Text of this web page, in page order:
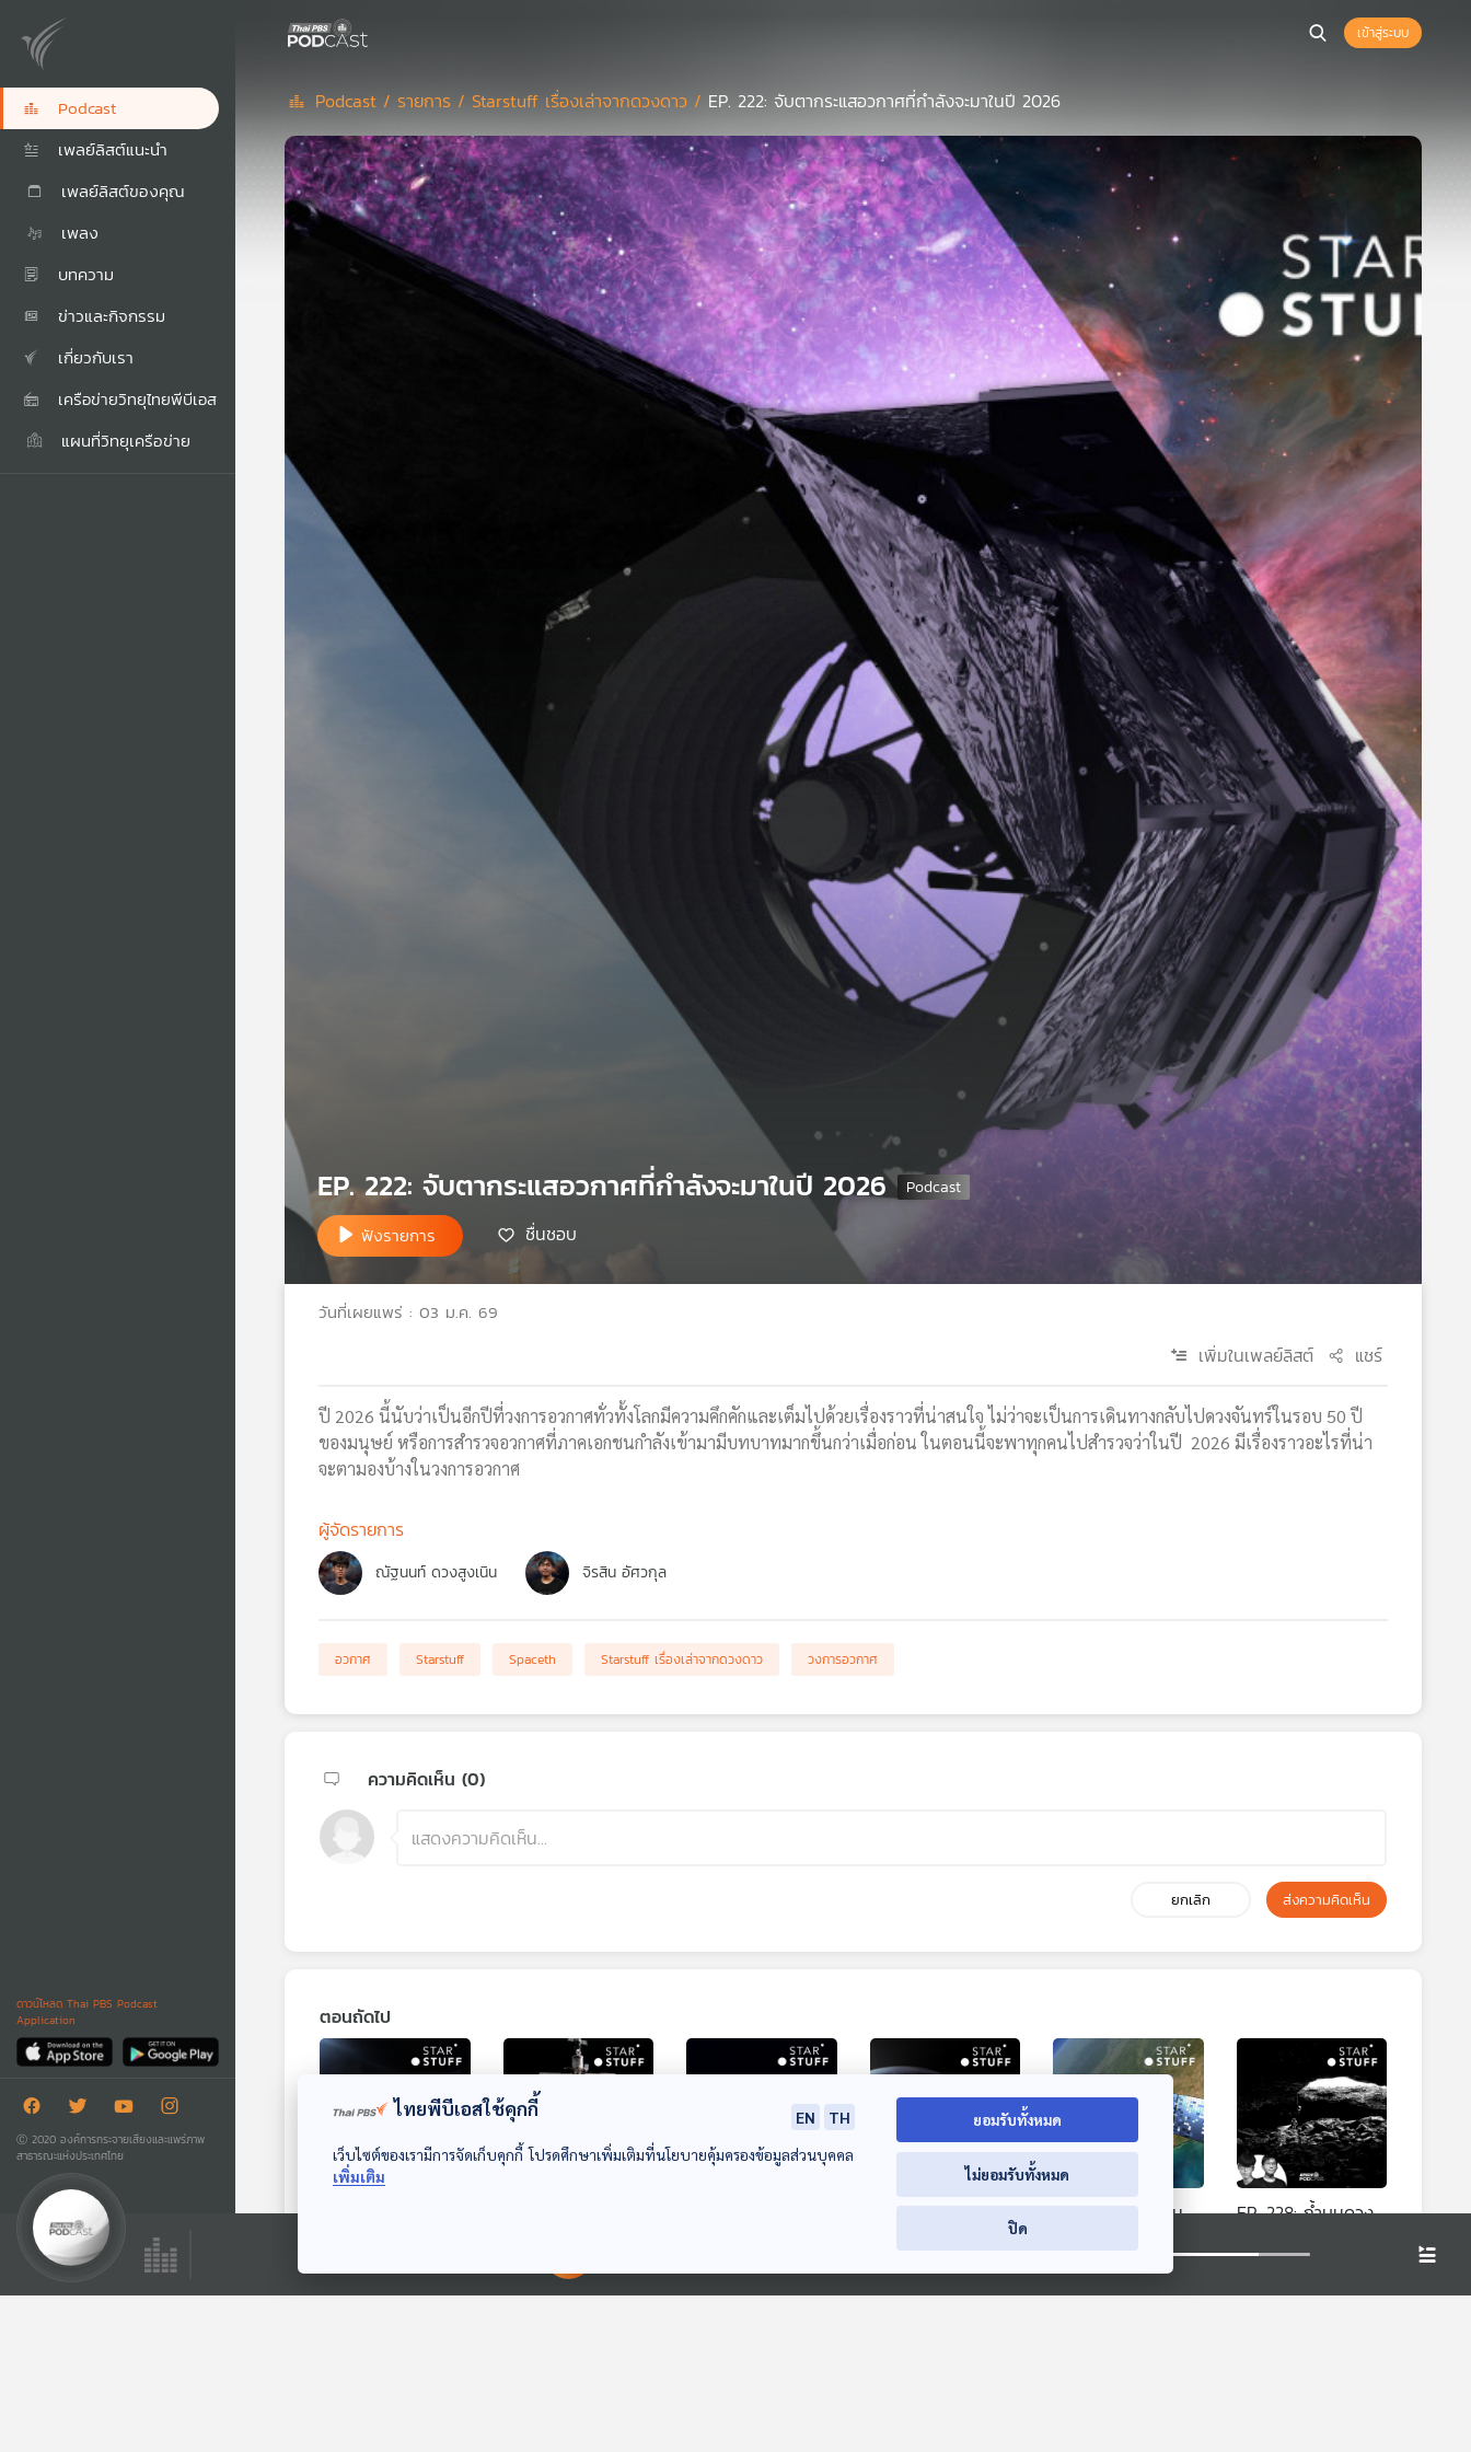
Podcast
เพลย์ลิสต์แนะนำ
เพลย์ลิสต์ของคุณ
เพลง
บทความ
ข่าวและกิจกรรม
เกี่ยวกับเรา
เครือข่ายวิทยุไทยพีบีเอส
แผนที่วิทยุเครือข่าย
ดาวน์โหลด Thai PBS Podcast
Application
Ⓒ 2020 องค์การกระจายเสียงและแพร่ภาพ
สาธารณะแห่งประเทศไทย
เข้าสู่ระบบ
Podcast / รายการ / Starstuff เรื่องเล่าจากดวงดาว / EP. 222: จับตากระแสอวกาศที่กำลังจะมาในปี 2026
EP. 222: จับตากระแสอวกาศที่กำลังจะมาในปี 2026
ฟังรายการ ชื่นชอบ
วันที่เผยแพร่ : 03 ม.ค. 69
เพิ่มในเพลย์ลิสต์ แชร์
ปี 2026 นี้นับว่าเป็นอีกปีที่วงการอวกาศทั่วทั้งโลกมีความคึกคักและเต็มไปด้วยเรื่องราวที่น่าสนใจ ไม่ว่าจะเป็นการเดินทางกลับไปดวงจันทร์ในรอบ 50 ปี
ของมนุษย์ หรือการสำรวจอวกาศที่ภาคเอกชนกำลังเข้ามามีบทบาทมากขึ้นกว่าเมื่อก่อน ในตอนนี้จะพาทุกคนไปสำรวจว่าในปี 2026 มีเรื่องราวอะไรที่น่า
จะตามองบ้างในวงการอวกาศ
ผู้จัดรายการ
ณัฐนนท์ ดวงสูงเนิน จิรสิน อัศวกุล
อวกาศ Starstuff Spaceth Starstuff เรื่องเล่าจากดวงดาว วงการอวกาศ
ความคิดเห็น (0)
ยกเลิก ส่งความคิดเห็น
ตอนถัดไป
Starstuff เรื่องเล่าจาก
ดวงดาว
Starstuff เรื่องเล่าจาก
ดวงดาว
Starstuff เรื่องเล่าจาก
ดวงดาว
EP. 226: Time
ข้ามปีใหม่ 26 ชั่วโมง
Starstuff เรื่องเล่าจาก
ดวงดาว
EP. 227: ดาวเทียม
การเกษตรอย่างไร
Starstuff เรื่องเล่าจาก
ดวงดาว
EP. 228: ถ้ำบนดวง
การสำรวจ
ดวงดาว
00:00:00
ไทยพีบีเอสใช้คุกกี้ EN
TH
เว็บไซต์ของเรามีการจัดเก็บคุกกี้ โปรดศึกษาเพิ่มเติมที่นโยบายคุ้มครองข้อมูลส่วนบุคคล
เพิ่มเติม
ยอมรับทั้งหมด
ไม่ยอมรับทั้งหมด
ปิด